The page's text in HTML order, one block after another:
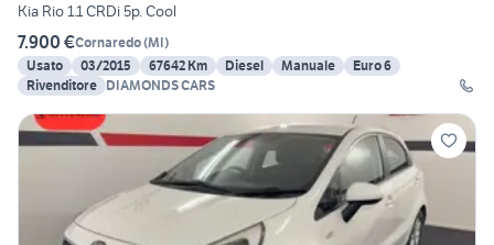
Kia Rio 1.1 CRDi 5p. Cool
7.900 €Cornaredo(MI)
Usato
03/2015 67642 Km Diesel Manuale
Euro 6
Rivenditore DIAMONDS CARS